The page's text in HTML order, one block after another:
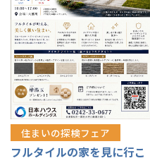
住まいの探検フェア
フルタイルの家を見に行こ